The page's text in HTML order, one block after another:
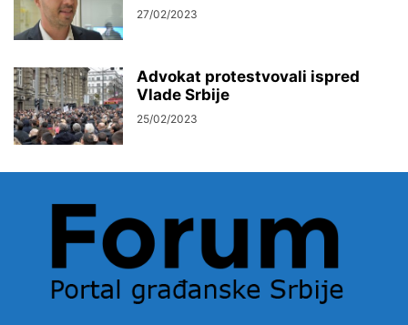
27/02/2023
Advokat protestvovali ispred
Vlade Srbije
25/02/2023